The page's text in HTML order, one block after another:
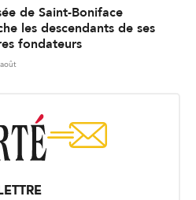
de Saint-Boniface
les descendants de ses
fondateurs